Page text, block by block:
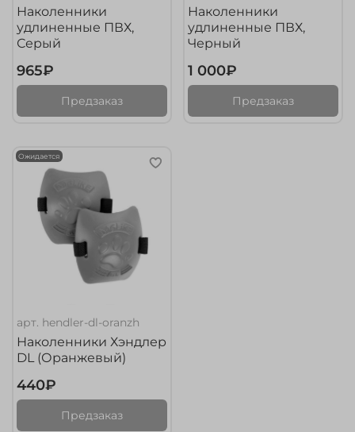
Наколенники
удлиненные ПВХ,
Серый
965₽
Предзаказ
Наколенники
удлиненные ПВХ,
Черный
1 000₽
Предзаказ
Ожидается
арт. hendler-dl-oranzh
Наколенники Хэндлер
DL (Оранжевый)
440₽
Предзаказ